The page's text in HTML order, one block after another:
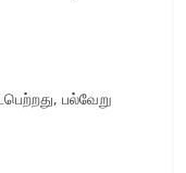
பல்வேறு